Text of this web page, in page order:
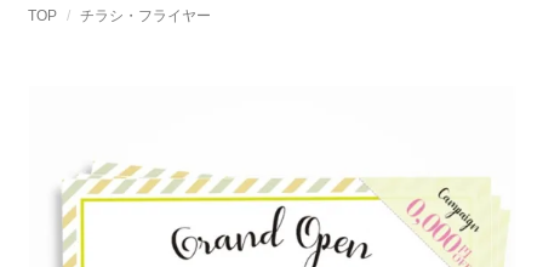
TOP チラシ・フライヤー